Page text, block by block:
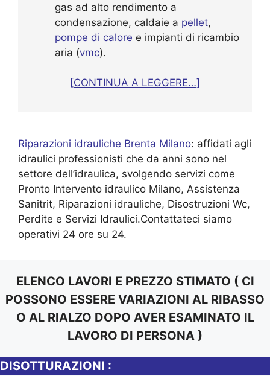
gas ad alto rendimento a
condensazione, caldaie a pellet,
pompe di calore e impianti di ricambio
aria (vmc).
[CONTINUA A LEGGERE…]
Riparazioni idrauliche Brenta Milano: affidati agli
idraulici professionisti che da anni sono nel
settore dell’idraulica, svolgendo servizi come
Pronto Intervento idraulico Milano, Assistenza
Sanitrit, Riparazioni idrauliche, Disostruzioni Wc,
Perdite e Servizi Idraulici.Contattateci siamo
operativi 24 ore su 24.
ELENCO LAVORI E PREZZO STIMATO ( CI
POSSONO ESSERE VARIAZIONI AL RIBASSO
O AL RIALZO DOPO AVER ESAMINATO IL
LAVORO DI PERSONA )
DISOTTURAZIONI :